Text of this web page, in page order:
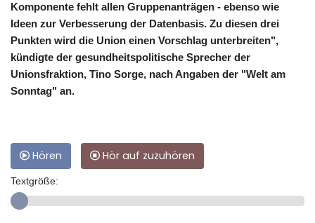
Komponente fehlt allen Gruppenanträgen - ebenso wie
Ideen zur Verbesserung der Datenbasis. Zu diesen drei
Punkten wird die Union einen Vorschlag unterbreiten",
kündigte der gesundheitspolitische Sprecher der
Unionsfraktion, Tino Sorge, nach Angaben der "Welt am
Sonntag" an.
Hören Hör auf zuzuhören
Textgröße: